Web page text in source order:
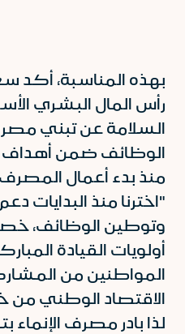
بهذه المناسبة، أكد
رأس المال البشري
السلامة عن تبني
الوظائف ضمن أهداف
"اخترنا منذ البدايات
وتوطين الوظائف،
أولويات القيادة
المواطنين من
الاقتصاد الوطني من
لذا بادر مصرف